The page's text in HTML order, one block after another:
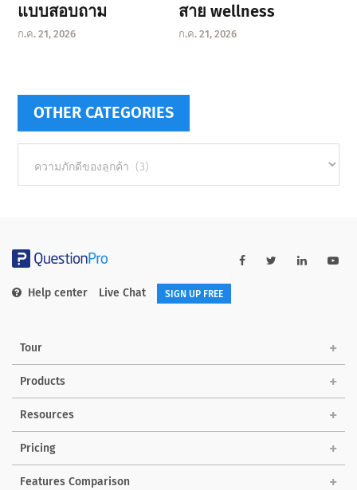
แบบสอบถาม
ก.ค. 21, 2026
สาย wellness
ก.ค. 21, 2026
OTHER CATEGORIES
categories
Help center Live Chat SIGN UP FREE
Tour
Products
Resources
Pricing
Features Comparison